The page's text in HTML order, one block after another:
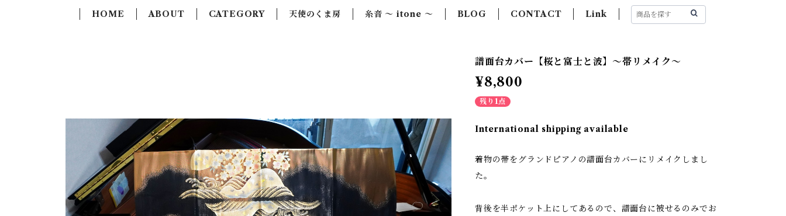
HOME ABOUT CATEGORY 天使のくま房 糸音 ～ itone ～ BLOG CONTACT Link
譜面台カバー【桜と富士と波】〜帯リメイク〜
¥8,800
残り1点
International shipping available
着物の帯をグランドピアノの譜面台カバーにリメイクしまし
た。
背後を半ポケット上にしてあるので、譜面台に被せるのみでお